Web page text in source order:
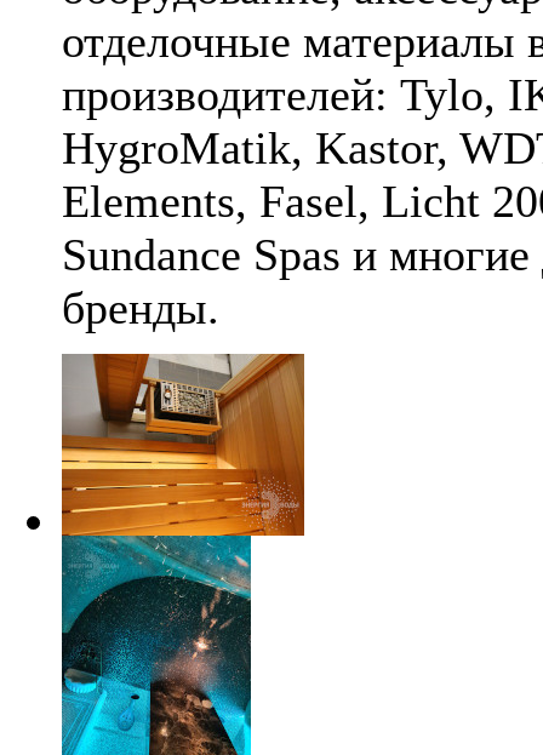
отделочные материалы
производителей: Tylo,
HygroMatik, Kastor,
Elements, Fasel, Licht
Sundance Spas и многие
бренды.